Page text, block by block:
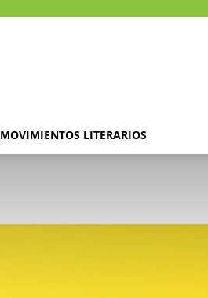
MOVIMIENTOS LITERARIOS